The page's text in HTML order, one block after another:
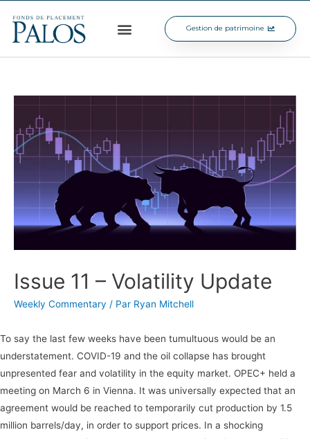
Gestion de patrimoine
Issue 11 – Volatility Update
Weekly Commentary / Par Ryan Mitchell
To say the last few weeks have been tumultuous would be an
understatement. COVID-19 and the oil collapse has brought
unpresented fear and volatility in the equity market. OPEC+ held a
meeting on March 6 in Vienna. It was universally expected that an
agreement would be reached to temporarily cut production by 1.5
million barrels/day, in order to support prices. In a shocking